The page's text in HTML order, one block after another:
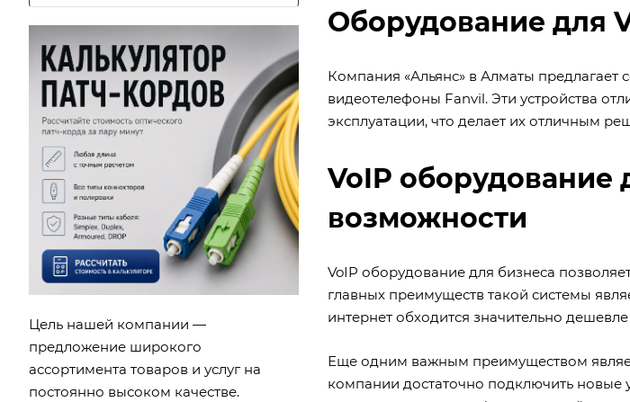
Оборудование для
Компания «Альянс» в Алматы
видеотелефоны Fanvil. Эти устройства
эксплуатации, что делает их отличным
VoIP оборудование
возможности
VoIP оборудование для бизнеса
главных преимуществ такой системы
интернет обходится значительно
Еще одним важным преимуществом
компании достаточно подключить новые
Цель нашей компании —
предложение широкого
ассортимента товаров и услуг на
постоянно высоком качестве.